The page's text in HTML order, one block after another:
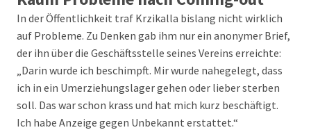
In der Öffentlichkeit traf Krzikalla bislang nicht wirklich
auf Probleme. Zu Denken gab ihm nur ein anonymer Brief,
der ihn über die Geschäftsstelle seines Vereins erreichte:
„Darin wurde ich beschimpft. Mir wurde nahegelegt, dass
ich in ein Umerziehungslager gehen oder lieber sterben
soll. Das war schon krass und hat mich kurz beschäftigt.
Ich habe Anzeige gegen Unbekannt erstattet.“